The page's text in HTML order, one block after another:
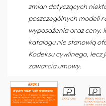
zmian dotyczących
poszczególnych modeli
wyposażenia oraz ceny.
katalogu nie stanowią
Kodeksu cywilnego, lecz
zawarcia umowy.